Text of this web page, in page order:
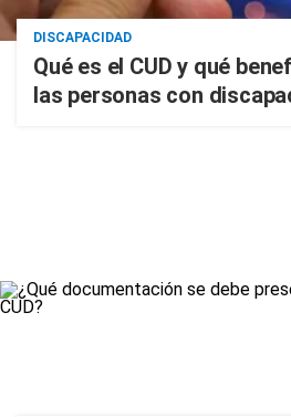
DISCAPACIDAD
Qué es el CUD y qué
las personas con